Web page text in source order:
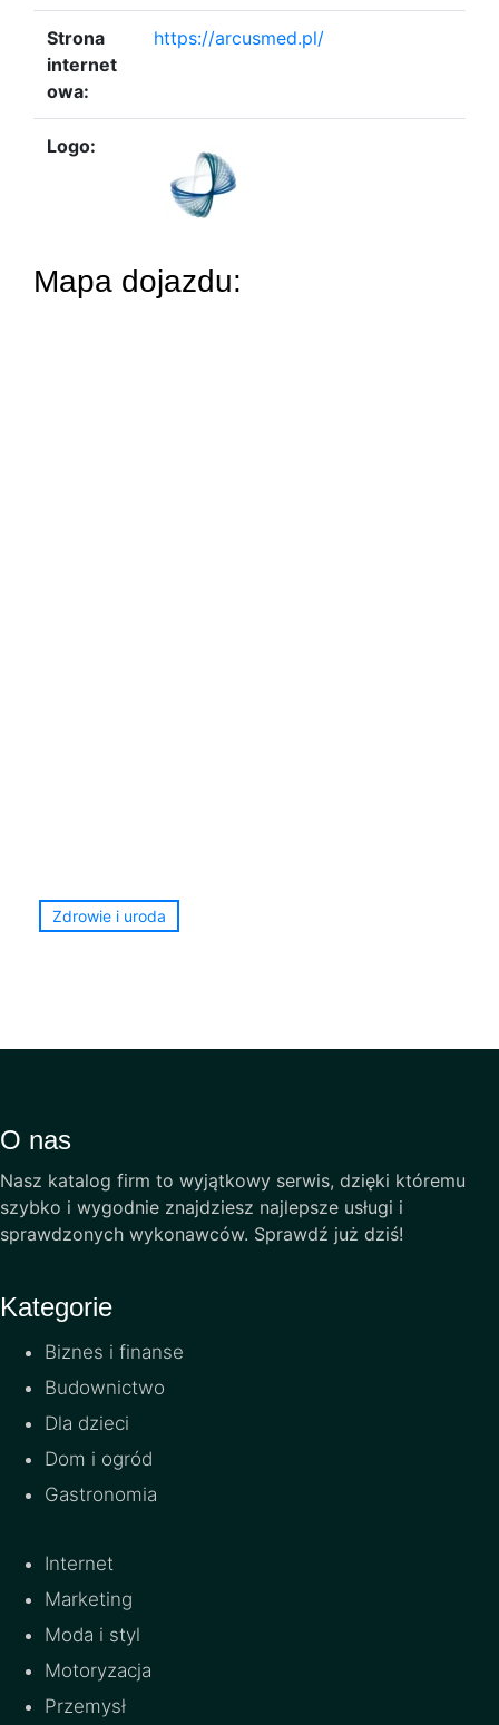
Strona
internet
owa:
https://arcusmed.pl/
Logo:
Mapa dojazdu:
Zdrowie i uroda
O nas
Nasz katalog firm to wyjątkowy serwis, dzięki któremu
szybko i wygodnie znajdziesz najlepsze usługi i
sprawdzonych wykonawców. Sprawdź już dziś!
Kategorie
Biznes i finanse
Budownictwo
Dla dzieci
Dom i ogród
Gastronomia
Internet
Marketing
Moda i styl
Motoryzacja
Przemysł